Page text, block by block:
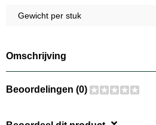
Gewicht per stuk
Omschrijving
Beoordelingen (0)